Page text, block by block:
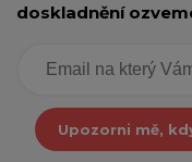
doskladnění
Upozorni mě,